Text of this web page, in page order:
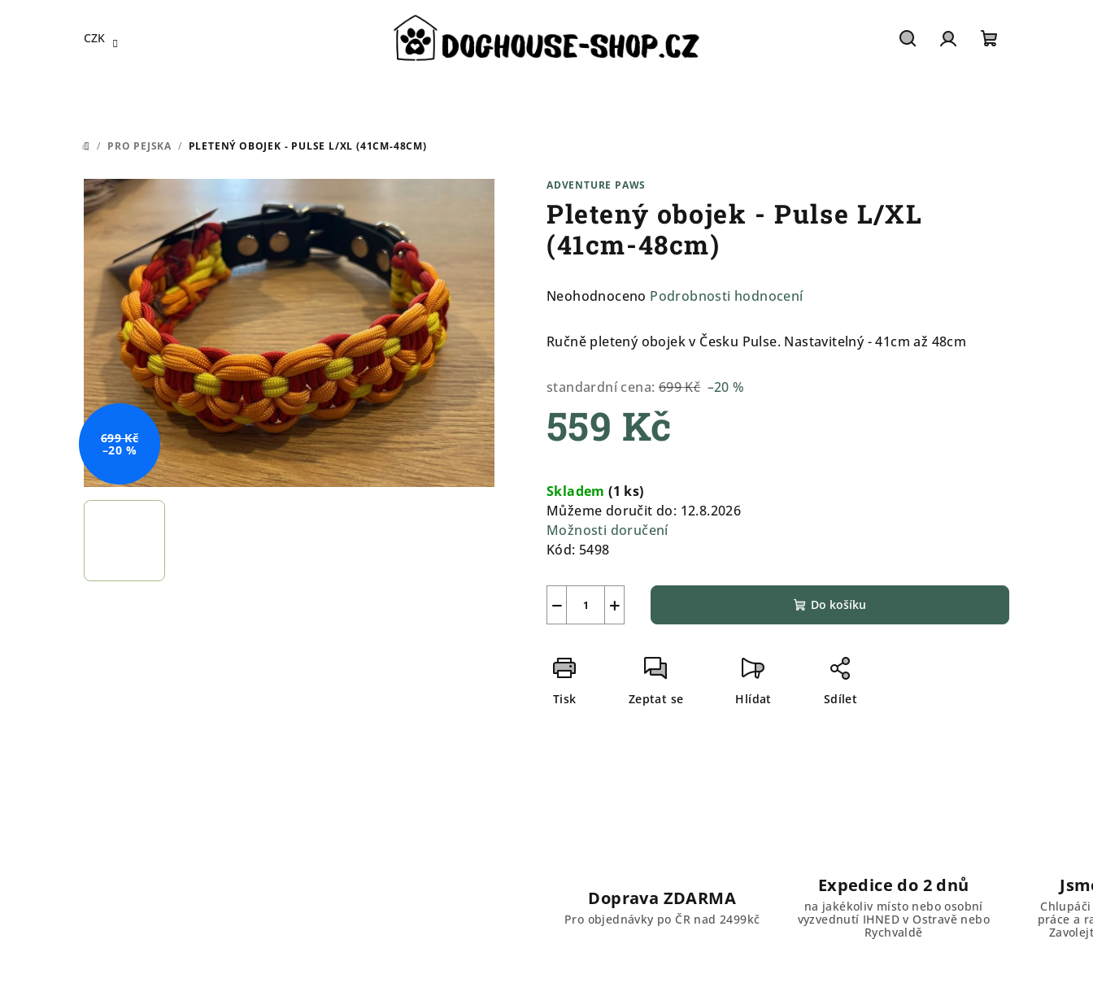
CZK
DOMŮ
/ PRO PEJSKA / PLETENÝ OBOJEK - PULSE L/XL (41CM-48CM)
ADVENTURE PAWS
Pletený obojek - Pulse L/XL
(41cm-48cm)
Průměrné
produktu
z
5
hvězdiček.
Neohodnoceno Podrobnosti hodnocení
Ručně pletený obojek v Česku Pulse. Nastavitelný - 41cm až 48cm
standardní cena: 699 Kč –20 %
559 Kč
cena:
Skladem(1 ks)
Můžeme doručit do: 12.8.2026
Možnosti doručení
Kód: 5498
+
− Do košíku
Tisk Zeptat se Hlídat Sdílet
699 Kč
–20 %
Doprava ZDARMA
Pro objednávky po ČR nad 2499kč
Expedice do 2 dnů
na jakékoliv místo nebo osobní
vyzvednutí IHNED v Ostravě nebo
Rychvaldě
práce a